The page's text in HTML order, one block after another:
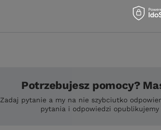
Potrzebujesz pomocy?
Zadaj pytanie a my na nie szybciutko
pytania i odpowiedzi